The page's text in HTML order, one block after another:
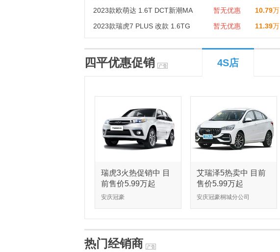
2023款欧萌达 1.6T DCT新潮MA 暂无优惠 10.79万
2023款瑞虎7 PLUS 改款 1.6TG 暂无优惠 11.39万
四平优惠促销 4S店
瑞虎3火热促销中 目
前售价5.99万起
安庆冠豪
艾瑞泽5热卖中 目前
售价5.99万起
安庆冠豪桐城分公司
热门经销商